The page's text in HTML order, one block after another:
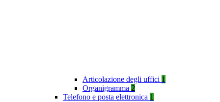
Articolazione degli uffici 1
Organigramma 2
Telefono e posta elettronica 1